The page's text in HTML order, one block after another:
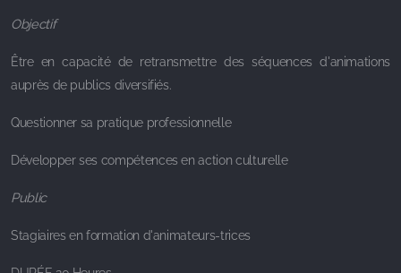
Objectif
Être en capacité de retransmettre des séquences d'animations
auprès de publics diversifiés.
Questionner sa pratique professionnelle
Développer ses compétences en action culturelle
Public
Stagiaires en formation d'animateurs-trices